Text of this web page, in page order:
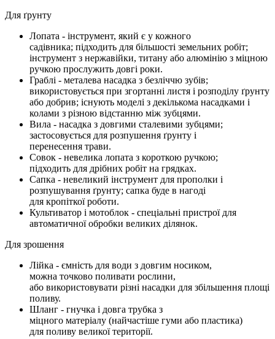
Для ґрунту
Лопата - інструмент, який є у кожного
садівника; підходить для більшості земельних робіт;
інструмент з нержавійки, титану або алюмінію з міцною
ручкою прослужить довгі роки.
Граблі - металева насадка з безліччю зубів;
використовується при згортанні листя і розподілу ґрунту
або добрив; існують моделі з декількома насадками і
колами з різною відстанню між зубцями.
Вила - насадка з довгими сталевими зубцями;
застосовується для розпушення ґрунту і
перенесення трави.
Совок - невелика лопата з короткою ручкою;
підходить для дрібних робіт на грядках.
Сапка - невеликий інструмент для прополки і
розпушування ґрунту; сапка буде в нагоді
для кропіткої роботи.
Культиватор і мотоблок - спеціальні пристрої для
автоматичної обробки великих ділянок.
Для зрошення
Лійка - ємність для води з довгим носиком,
можна точково поливати рослини,
або використовувати різні насадки для збільшення площі
поливу.
Шланг - гнучка і довга трубка з
міцного матеріалу (найчастіше гуми або пластика)
для поливу великої території.